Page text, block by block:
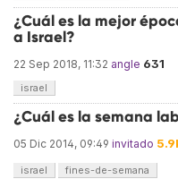
¿Cuál es la mejor
a Israel?
22 Sep 2018, 11:32 angle 631
israel
¿Cuál es la semana
05 Dic 2014, 09:49 invitado
israel fines-de-semana